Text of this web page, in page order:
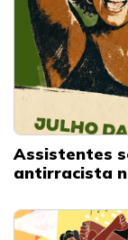
Assistentes
antirracista